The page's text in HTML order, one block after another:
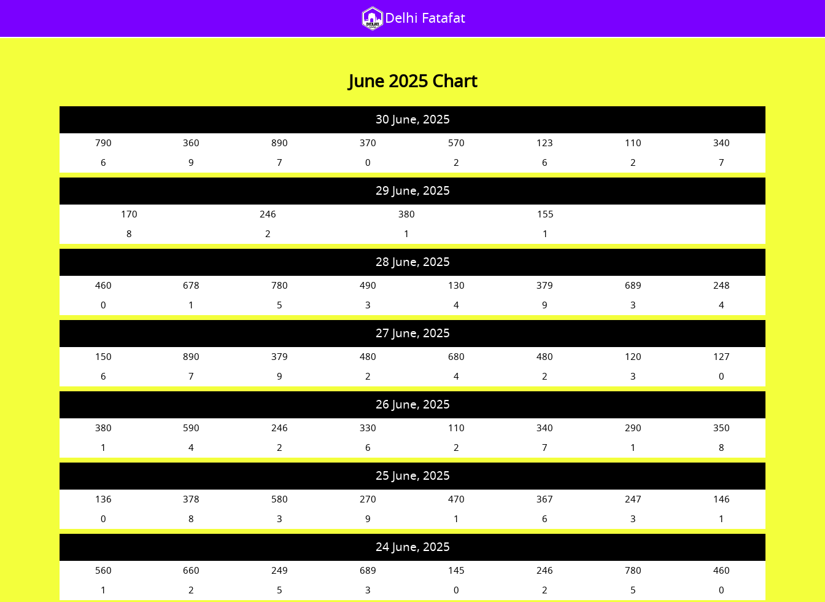
Delhi Fatafat
June 2025 Chart
30 June, 2025
790 360 890 370 570 123 110
340
6
9 7 0 2 6 2 7
29 June, 2025
170 246 380
155
8
2 1 1
28 June, 2025
460 678 780 490 130 379 689
248
0
1 5 3 4 9 3 4
27 June, 2025
150 890 379 480 680 480 120
127
6
7 9 2 4 2 3 0
26 June, 2025
380 590 246 330 110 340 290
350
1
4 2 6 2 7 1 8
25 June, 2025
136 378 580 270 470 367 247
146
0
8 3 9 1 6 3 1
24 June, 2025
560 660 249 689 145 246 780
460
1
2 5 3 0 2 5 0